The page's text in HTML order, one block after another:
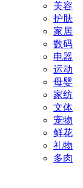
美容
护肤
家居
数码
电器
运动
母婴
家纺
文体
宠物
鲜花
礼物
多肉